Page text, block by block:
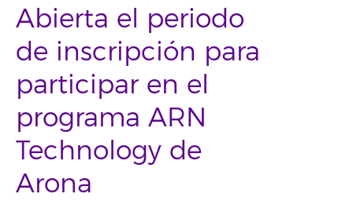
Abierta el periodo
de inscripción para
participar en el
programa ARN
Technology de
Arona